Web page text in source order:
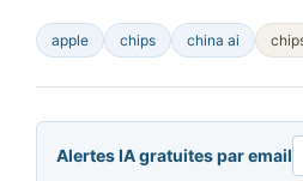
apple chips china ai
Alertes IA gratuites par email